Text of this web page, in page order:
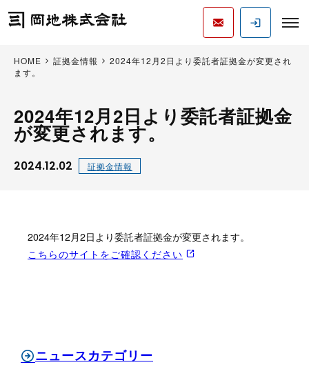
HOME 証拠金情報
2024年12月2日より委託者証拠金が変更され
ます。
2024年12月2日より委託者証拠金
が変更されます。
2024.12.02 証拠金情報
2024年12月2日より委託者証拠金が変更されます。
こちらのサイトをご確認ください
ニュースカテゴリー